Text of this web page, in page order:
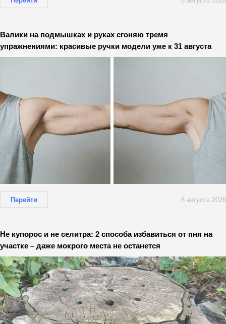
Валики на подмышках и руках сгоняю тремя
упражнениями: красивые ручки модели уже к 31 августа
Перейти 8 августа 2026
Не купорос и не селитра: 2 способа избавиться от пня на
участке – даже мокрого места не останется